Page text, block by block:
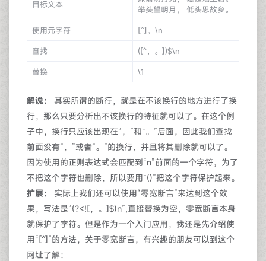
目标文本
举头望明月， 低头思故乡。
使用元字符
[^]，\n
查找
([^，。])$\n
替换
\1
解说：
其实所谓的断行，就是在不该换行的地方进行了换
行，那么只要分析出不该换行的特征就可以了。在这个例
子中，换行只应该出现在“，”和“。”后面，因此我们查找
前面没有“，”或者“。”的换行，并且将其删除就可以了。
因为使用的正则表达式会匹配到“n”前面的一个字符，为了
不把这个字符也删除，所以要用“()”把这个字符保护起来。
扩展：
实际上我们还可以使用“零宽断言”来达到这个效
果，写法是“(?<![，。]$)n”,直接替换为空，零宽断言本身
就保护了字符。但是作为一个入门应用，我还是先介绍使
用“[^]”的方法，关于零宽断言，有兴趣的朋友可以到这个
网址了解：